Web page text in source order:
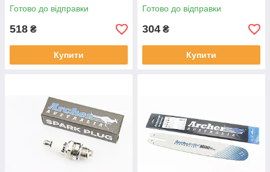
Готово до відправки
518 ₴
Купити
Готово до відправки
304 ₴
Купити